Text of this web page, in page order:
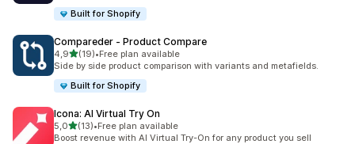
Built for Shopify
Compareder ‑ Product Compare
4,9av 5 stjerner
(19)
Totalt 19 omtaler
•Free plan available
Side by side product comparison with variants and metafields.
Built for Shopify
Icona: AI Virtual Try On
5,0av 5 stjerner
(13)
Totalt 13 omtaler
•Free plan available
Boost revenue with AI Virtual Try-On for any product you sell